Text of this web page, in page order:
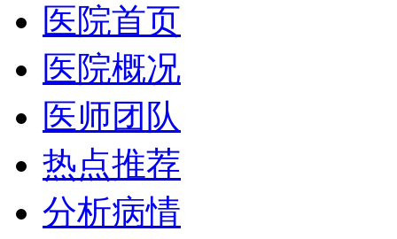
医院首页
医院概况
医师团队
热点推荐
分析病情